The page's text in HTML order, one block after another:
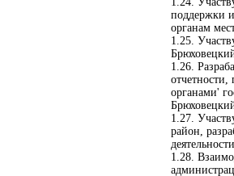
поддержки
органам
1.25.
1.26.
органами'
1.27.
район,
1.28.